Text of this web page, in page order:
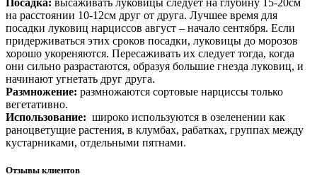
на расстоянии 10-12см друг от друга. Лучшее время для
посадки луковиц нарциссов август – начало сентября. Если
придерживаться этих сроков посадки, луковицы до морозов
хорошо укореняются. Пересаживать их следует тогда, когда
они сильно разрастаются, образуя большие гнезда луковиц, и
начинают угнетать друг друга.
Размножение: размножаются сортовые нарциссы только
вегетативно.
Использование: широко используются в озеленении как
раноцветущие растения, в клумбах, рабатках, группах между
кустарниками, отдельными пятнами.
Отзывы клиентов